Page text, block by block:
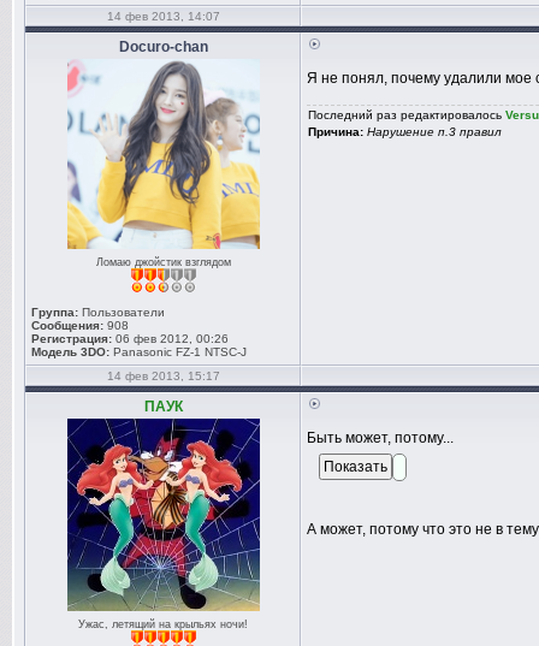
14 фев 2013, 14:07
Docuro-chan
Ломаю джойстик взглядом
Группа: Пользователи
Сообщения: 908
Регистрация: 06 фев 2012, 00:26
Модель 3DO: Panasonic FZ-1 NTSC-J
Я не понял, почему удалили
Последний раз редактировалось
Причина: Нарушение п.3 правил
14 фев 2013, 15:17
ПАУК
Ужас, летящий на крыльях ночи!
Быть может, потому...
А может, потому что это не в